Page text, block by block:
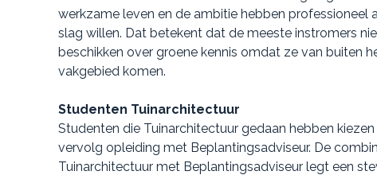
werkzame leven en de ambitie hebben professioneel
slag willen. Dat betekent dat de meeste instromers
beschikken over groene kennis omdat ze van buiten
vakgebied komen.
Studenten Tuinarchitectuur
Studenten die Tuinarchitectuur gedaan hebben
vervolg opleiding met Beplantingsadviseur. De
Tuinarchitectuur met Beplantingsadviseur legt een